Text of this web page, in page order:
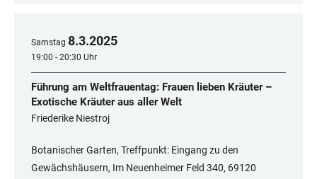
Samstag 8.3.2025
19:00 - 20:30 Uhr
Führung am Weltfrauentag: Frauen lieben Kräuter –
Exotische Kräuter aus aller Welt
Friederike Niestroj
Botanischer Garten, Treffpunkt: Eingang zu den
Gewächshäusern, Im Neuenheimer Feld 340, 69120